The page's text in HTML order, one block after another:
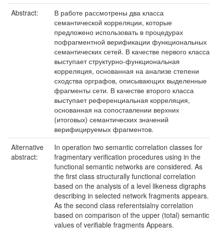
Abstract:
В работе рассмотрены два класса
семантической корреляции, которые
предложено использовать в процедурах
пофрагментной верификации функциональных
семантических сетей. В качестве первого класса
выступает структурно-функциональная
корреляция, основанная на анализе степени
сходства орграфов, описывающих выделенные
фрагменты сети. В качестве второго класса
выступает референциальная корреляция,
основанная на сопоставлении верхних
(итоговых) семантических значений
верифицируемых фрагментов.
Alternative
abstract:
In operation two semantic correlation classes for
fragmentary verification procedures using in the
functional semantic networks are considered. As
the first class structurally functional correlation
based on the analysis of a level likeness digraphs
describing in selected network fragments appears.
As the second class referentsialny correlation
based on comparison of the upper (total) semantic
values of verifiable fragments Appears.